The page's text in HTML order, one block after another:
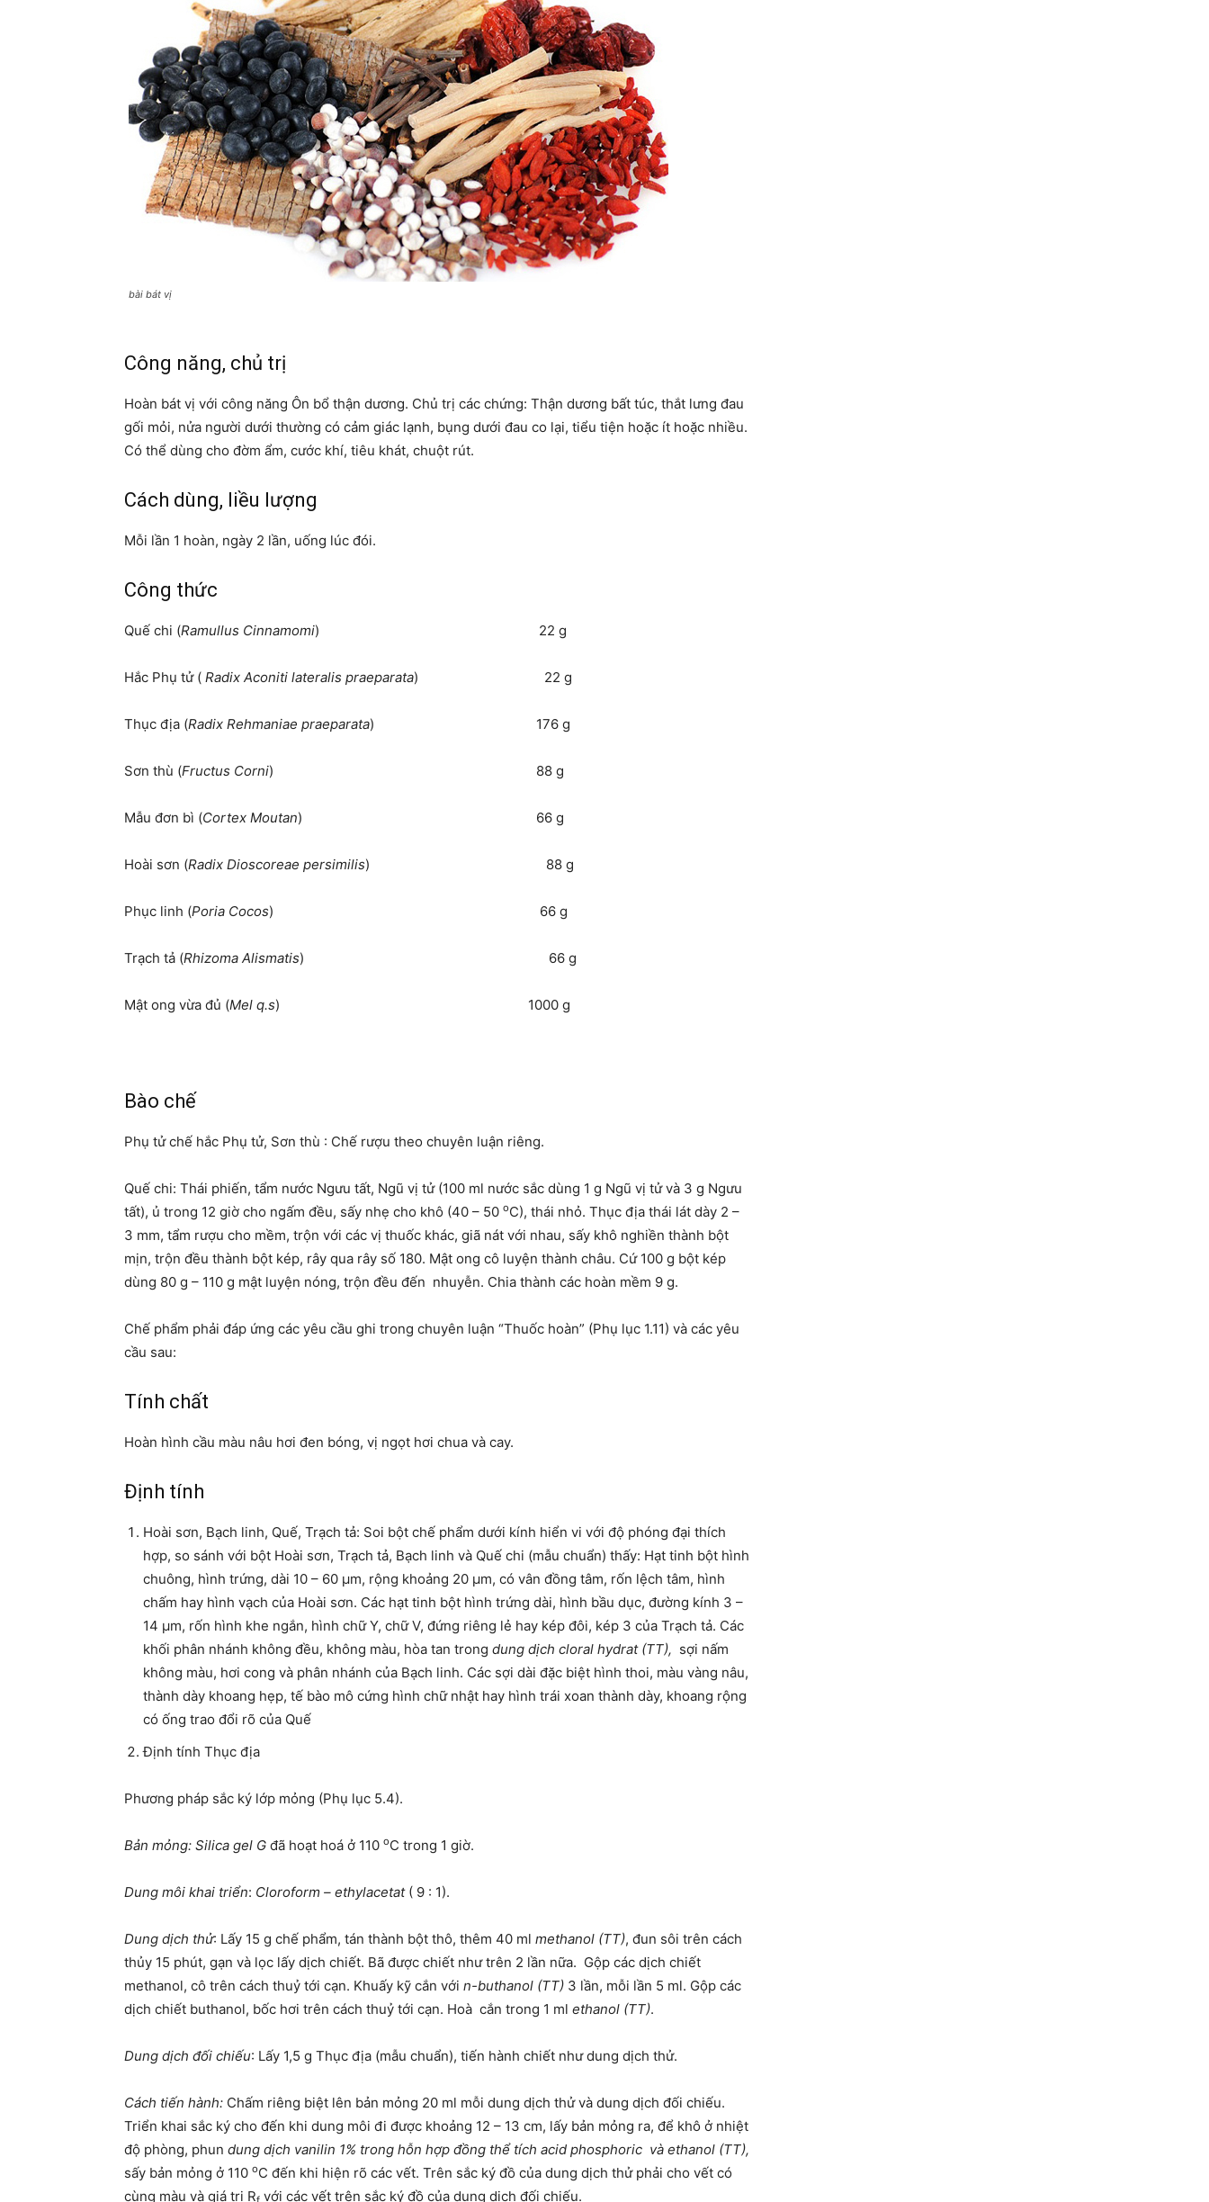
bài bát vị
Công năng, chủ trị
Hoàn bát vị với công năng Ôn bổ thận dương. Chủ trị các chứng: Thận dương bất túc, thắt lưng đau
gối mỏi, nửa người dưới thường có cảm giác lạnh, bụng dưới đau co lại, tiểu tiện hoặc ít hoặc nhiều.
Có thể dùng cho đờm ẩm, cước khí, tiêu khát, chuột rút.
Cách dùng, liều lượng
Mỗi lần 1 hoàn, ngày 2 lần, uống lúc đói.
Công thức
Quế chi (Ramullus Cinnamomi) 22 g
Hắc Phụ tử ( Radix Aconiti lateralis praeparata) 22 g
Thục địa (Radix Rehmaniae praeparata) 176 g
Sơn thù (Fructus Corni) 88 g
Mẫu đơn bì (Cortex Moutan) 66 g
Hoài sơn (Radix Dioscoreae persimilis) 88 g
Phục linh (Poria Cocos) 66 g
Trạch tả (Rhizoma Alismatis) 66 g
Mật ong vừa đủ (Mel q.s) 1000 g
Bào chế
Phụ tử chế hắc Phụ tử, Sơn thù : Chế rượu theo chuyên luận riêng.
Quế chi: Thái phiến, tẩm nước Ngưu tất, Ngũ vị tử (100 ml nước sắc dùng 1 g Ngũ vị tử và 3 g Ngưu
tất), ủ trong 12 giờ cho ngấm đều, sấy nhẹ cho khô (40 – 50 oC), thái nhỏ. Thục địa thái lát dày 2 –
3 mm, tẩm rượu cho mềm, trộn với các vị thuốc khác, giã nát với nhau, sấy khô nghiền thành bột
mịn, trộn đều thành bột kép, rây qua rây số 180. Mật ong cô luyện thành châu. Cứ 100 g bột kép
dùng 80 g – 110 g mật luyện nóng, trộn đều đến nhuyễn. Chia thành các hoàn mềm 9 g.
Chế phẩm phải đáp ứng các yêu cầu ghi trong chuyên luận “Thuốc hoàn” (Phụ lục 1.11) và các yêu
cầu sau:
Tính chất
Hoàn hình cầu màu nâu hơi đen bóng, vị ngọt hơi chua và cay.
Định tính
Hoài sơn, Bạch linh, Quế, Trạch tả: Soi bột chế phẩm dưới kính hiển vi với độ phóng đại thích
hợp, so sánh với bột Hoài sơn, Trạch tả, Bạch linh và Quế chi (mẫu chuẩn) thấy: Hạt tinh bột hình
chuông, hình trứng, dài 10 – 60 µm, rộng khoảng 20 µm, có vân đồng tâm, rốn lệch tâm, hình
chấm hay hình vạch của Hoài sơn. Các hạt tinh bột hình trứng dài, hình bầu dục, đường kính 3 –
14 µm, rốn hình khe ngắn, hình chữ Y, chữ V, đứng riêng lẻ hay kép đôi, kép 3 của Trạch tả. Các
khối phân nhánh không đều, không màu, hòa tan trong dung dịch cloral hydrat (TT), sợi nấm
không màu, hơi cong và phân nhánh của Bạch linh. Các sợi dài đặc biệt hình thoi, màu vàng nâu,
thành dày khoang hẹp, tế bào mô cứng hình chữ nhật hay hình trái xoan thành dày, khoang rộng
có ống trao đổi rõ của Quế
Định tính Thục địa
Phương pháp sắc ký lớp mỏng (Phụ lục 5.4).
Bản mỏng: Silica gel G đã hoạt hoá ở 110 oC trong 1 giờ.
Dung môi khai triển: Cloroform – ethylacetat( 9 : 1).
Dung dịch thử: Lấy 15 g chế phẩm, tán thành bột thô, thêm 40 ml methanol (TT), đun sôi trên cách
thủy 15 phút, gạn và lọc lấy dịch chiết. Bã được chiết như trên 2 lần nữa. Gộp các dịch chiết
methanol, cô trên cách thuỷ tới cạn. Khuấy kỹ cắn với n-buthanol (TT) 3 lần, mỗi lần 5 ml. Gộp các
dịch chiết buthanol, bốc hơi trên cách thuỷ tới cạn. Hoà cắn trong 1 ml ethanol (TT).
Dung dịch đối chiếu: Lấy 1,5 g Thục địa (mẫu chuẩn), tiến hành chiết như dung dịch thử.
Cách tiến hành: Chấm riêng biệt lên bản mỏng 20 ml mỗi dung dịch thử và dung dịch đối chiếu.
Triển khai sắc ký cho đến khi dung môi đi được khoảng 12 – 13 cm, lấy bản mỏng ra, để khô ở nhiệt
độ phòng, phun dung dịch vanilin 1% trong hỗn hợp đồng thể tích acid phosphoric và ethanol (TT),
sấy bản mỏng ở 110 oC đến khi hiện rõ các vết. Trên sắc ký đồ của dung dịch thử phải cho vết có
cùng màu và giá trị R với các vết trên sắc ký đồ của dung dịch đối chiếu.